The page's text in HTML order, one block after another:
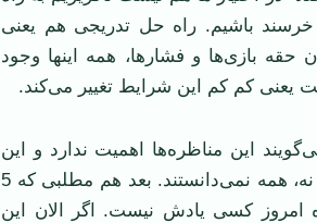
باشیم. راه حل تدریجی هم یعنی
بازی‌ها و فشارها، همه اینها وجود
یعنی کم کم این شرایط تغییر می‌کند.
این مناظره‌ها اهمیت ندارد و این
حرف‌ها را همه می‌دانستند. نه، همه نمی‌دانستند. بعد هم مطلبی که 5
امروز کسی یادش نیست. اگر الان این